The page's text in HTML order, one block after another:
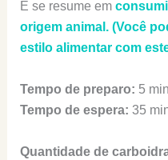
E se resume em
origem animal. (Você
estilo alimentar com
Tempo de preparo: 5
Tempo de espera: 35
Quantidade de